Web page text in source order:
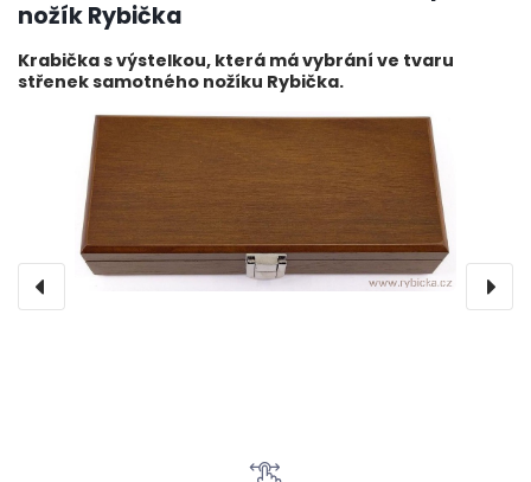
nožík Rybička
Krabička s výstelkou, která má vybrání ve tvaru
střenek samotného nožíku Rybička.